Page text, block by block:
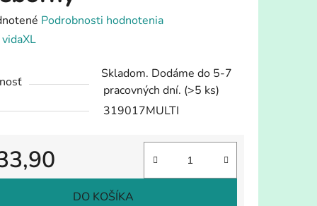
Podrobnosti hodnotenia
vidaXL
Skladom. Dodáme do 5-7
pracovných dní. (>5 ks)
319017MULTI
cena:
DO KOŠÍKA